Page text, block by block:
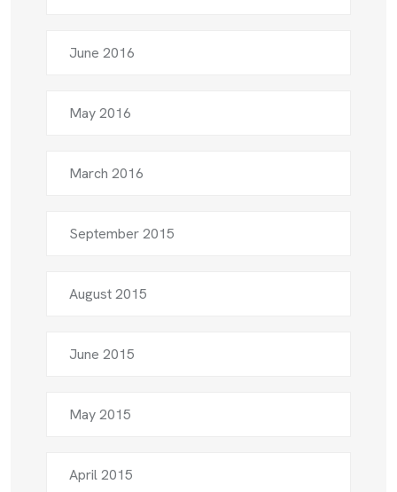
June 2016
May 2016
March 2016
September 2015
August 2015
June 2015
May 2015
April 2015